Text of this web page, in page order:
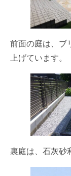
前面の庭は、ブ
上げています。
裏庭は、石灰砂